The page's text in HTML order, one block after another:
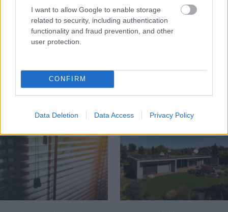
I want to allow Google to enable storage
related to security, including authentication
functionality and fraud prevention, and other
user protection.
CONFIRM
Data Deletion Data Access Privacy Policy
alebo meniť kotol?
Návod, ako v nových
dotačných výzvach
Multipor ETX